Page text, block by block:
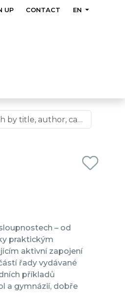
UP CONTACT EN
– od
praktickým
aktivní zapojení
řady vydávané
příkladů
a gymnázií, dobře